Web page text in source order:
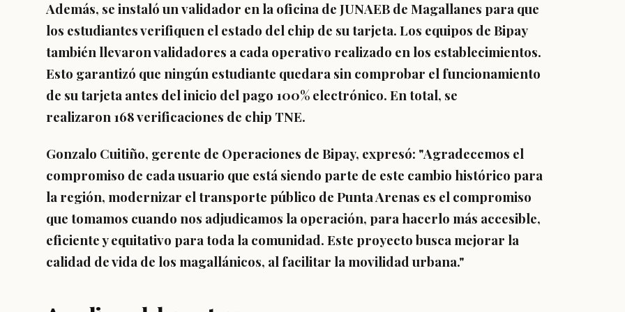
Además, se instaló unvalidador en la oficina de JUNAEB de Magallanes para que
los estudiantes verifiquen el estado del chip de su tarjeta. Los equipos de Bipay
también llevaron validadores a cada operativo realizado en los establecimientos.
Esto garantizó que ningún estudiante quedara sin comprobar el funcionamiento
de su tarjeta antes del inicio del pago 100% electrónico. En total, se
realizaron 168 verificaciones de chip TNE.
Gonzalo Cuitiño, gerente de Operaciones de Bipay, expresó: "Agradecemos el
compromiso de cada usuario que está siendo parte de este cambio histórico para
la región, modernizar el transporte público de Punta Arenas es el compromiso
que tomamos cuando nos adjudicamos la operación, para hacerlo más accesible,
eficiente y equitativo para toda la comunidad. Este proyecto busca mejorar la
calidad de vida de los magallánicos, al facilitar la movilidad urbana."